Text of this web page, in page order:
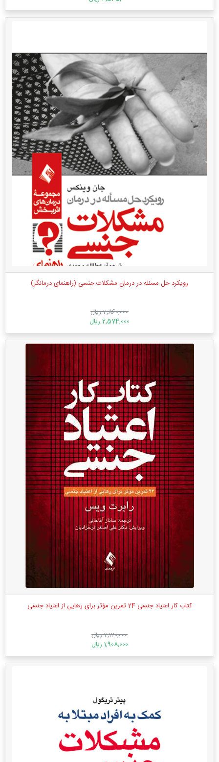
رویکرد حل مسئله در درمان مشکلات جنسی (راهنمای درمانگر)
2,860,000 ریال
2,574,000 ریال
کتاب کار اعتیاد جنسی 24 تمرین مؤثر برای رهایی از اعتیاد جنسی
2,120,000 ریال
1,908,000 ریال